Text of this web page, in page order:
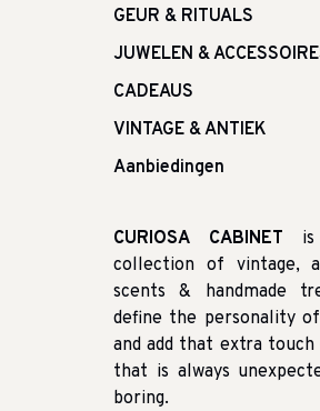
GEUR & RITUALS
JUWELEN &
CADEAUS
VINTAGE & ANTIEK
Aanbiedingen
CURIOSA CABINET is
collection of vintage,
scents & handmade
define the personality
and add that extra
that is always
boring.